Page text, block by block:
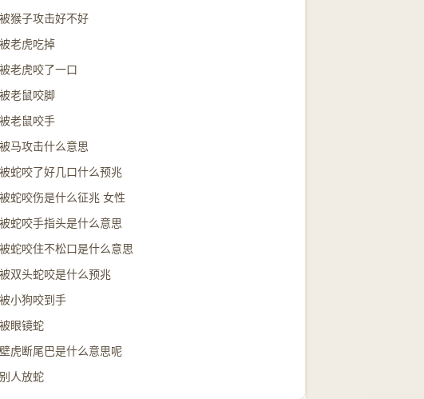
被猴子攻击好不好
被老虎吃掉
被老虎咬了一口
被老鼠咬脚
被老鼠咬手
被马攻击什么意思
被蛇咬了好几口什么预兆
被蛇咬伤是什么征兆 女性
被蛇咬手指头是什么意思
被蛇咬住不松口是什么意思
被双头蛇咬是什么预兆
被小狗咬到手
被眼镜蛇
壁虎断尾巴是什么意思呢
别人放蛇